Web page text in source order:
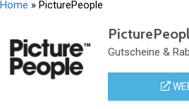
Home » PicturePeople
Gutscheine &